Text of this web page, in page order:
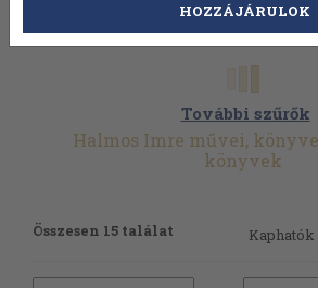
További szűrők
Halmos Imre művei,
könyvek
Összesen 15 találat Kaphatók
HOZZÁJÁRULOK